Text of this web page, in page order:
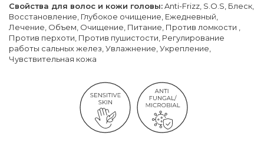
Свойства для волос и кожи головы:Anti-Frizz, S.O.S, Блеск,
Восстановление, Глубокое очищение, Ежедневный,
Лечение, Объем, Очищение, Питание, Против ломкости ,
Против перхоти, Против пушистости, Регулирование
работы сальных желез, Увлажнение, Укрепление,
Чувствительная кожа